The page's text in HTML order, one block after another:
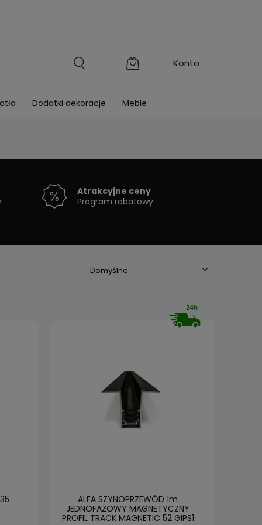
Dodatki dekoracje Meble
Atrakcyjne ceny
Program rabatowy
ALFA SZYNOPRZEWÓD 1m
JEDNOFAZOWY MAGNETYCZNY
PROFIL TRACK MAGNETIC 52 GIPS1